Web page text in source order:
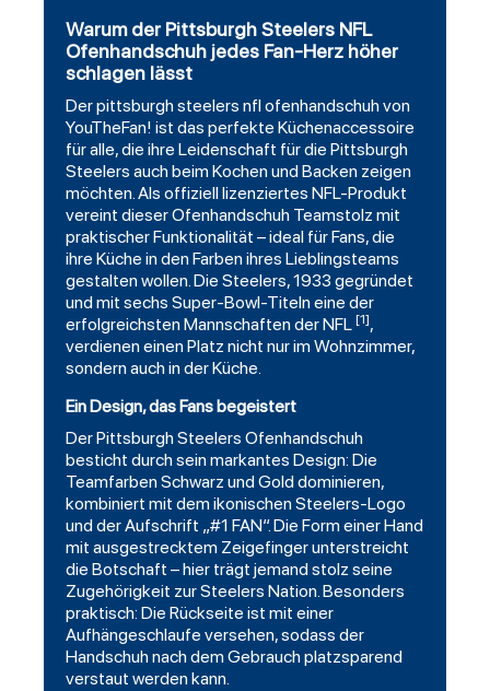
Warum der Pittsburgh Steelers NFL
Ofenhandschuh jedes Fan-Herz höher
schlagen lässt
Derpittsburgh steelers nfl ofenhandschuh von
YouTheFan! ist das perfekte Küchenaccessoire
für alle, die ihre Leidenschaft für die Pittsburgh
Steelers auch beim Kochen und Backen zeigen
möchten. Als offiziell lizenziertes NFL-Produkt
vereint dieser Ofenhandschuh Teamstolz mit
praktischer Funktionalität – ideal für Fans, die
ihre Küche in den Farben ihres Lieblingsteams
gestalten wollen. Die Steelers, 1933 gegründet
und mit sechs Super-Bowl-Titeln eine der
erfolgreichsten Mannschaften der NFL [1],
verdienen einen Platz nicht nur im Wohnzimmer,
sondern auch in der Küche.
Ein Design, das Fans begeistert
Der Pittsburgh Steelers Ofenhandschuh
besticht durch sein markantes Design: Die
TeamfarbenSchwarz und Gold dominieren,
kombiniert mit dem ikonischen Steelers-Logo
und der Aufschrift „#1 FAN“. Die Form einer Hand
mit ausgestrecktem Zeigefinger unterstreicht
die Botschaft – hier trägt jemand stolz seine
Zugehörigkeit zur Steelers Nation. Besonders
praktisch: Die Rückseite ist mit einer
Aufhängeschlaufe versehen, sodass der
Handschuh nach dem Gebrauch platzsparend
verstaut werden kann.